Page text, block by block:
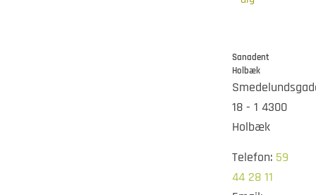
Sanadent
Holbæk
18 - 1 4300
Holbæk
Telefon: 59
44 28 11